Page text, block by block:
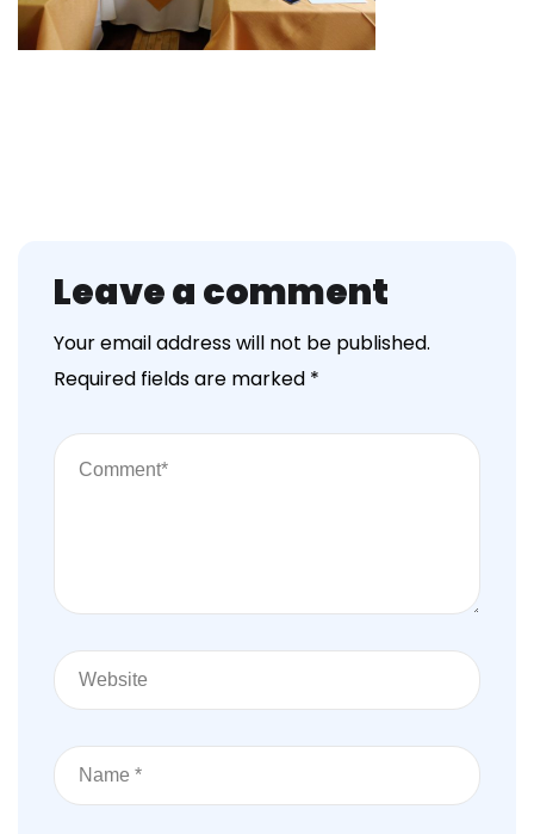
Leave a comment
Your email address will not be published.
Required fields are marked *